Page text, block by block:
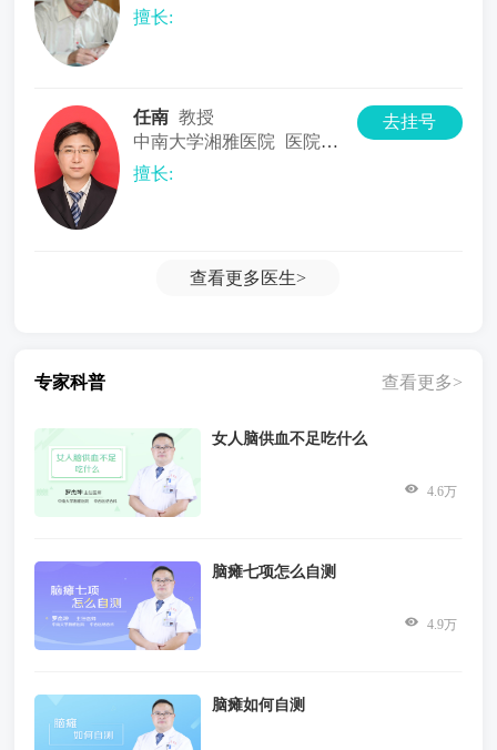
擅长:
任南 教授
中南大学湘雅医院
医院感染控制中心
去挂号
擅长:
查看更多医生>
专家科普 查看更多>
女人脑供血不足吃什么
4.6万
脑瘫七项怎么自测
4.9万
脑瘫如何自测